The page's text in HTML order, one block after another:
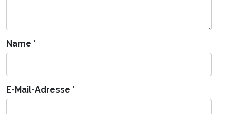
Name *
E-Mail-Adresse *